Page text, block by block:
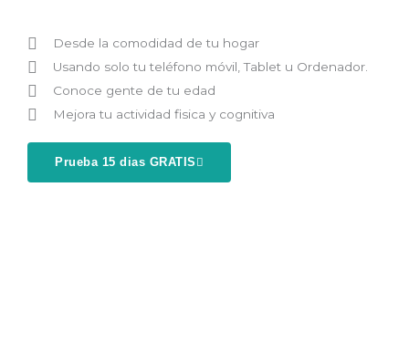
Desde la comodidad de tu hogar
Usando solo tu teléfono móvil, Tablet u Ordenador.
Conoce gente de tu edad
Mejora tu actividad fisica y cognitiva
Prueba 15 dias GRATIS